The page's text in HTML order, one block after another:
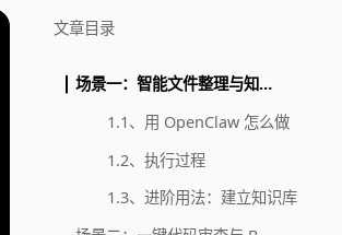
文章目录
场景一：智能文件整理与知识库构建
1.1、用 OpenClaw 怎么做
1.2、执行过程
1.3、进阶用法：建立知识库